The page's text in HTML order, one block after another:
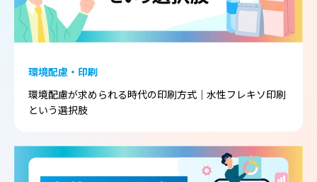
環境配慮・印刷
環境配慮が求められる時代の印刷方式｜水性フレキソ印刷
という選択肢